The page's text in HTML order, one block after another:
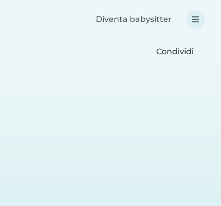
Diventa babysitter
Condividi